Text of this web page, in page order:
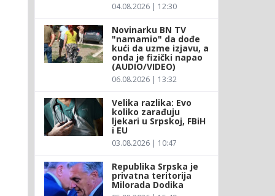
04.08.2026 | 12:30
Novinarku BN TV
"namamio" da dođe
kući da uzme izjavu, a
onda je fizički napao
(AUDIO/VIDEO)
06.08.2026 | 13:32
Velika razlika: Evo
koliko zarađuju
ljekari u Srpskoj, FBiH
i EU
03.08.2026 | 10:47
Republika Srpska je
privatna teritorija
Milorada Dodika